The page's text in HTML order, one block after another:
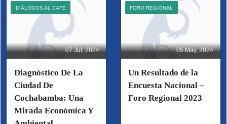
07 Jul, 2024
DIÁLOGOS AL CAFÉ
Diagnóstico De La
Ciudad De
Cochabamba: Una
Mirada Económica Y
05 May, 2024
FORO REGIONAL
Un Resultado de la
Encuesta Nacional –
Foro Regional 2023